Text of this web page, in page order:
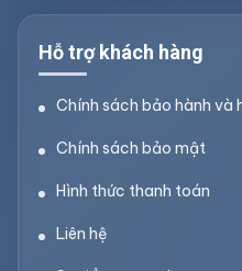
Hỗ trợ khách hàng
Chính sách bảo hành và
Chính sách bảo mật
Hình thức thanh toán
Liên hệ